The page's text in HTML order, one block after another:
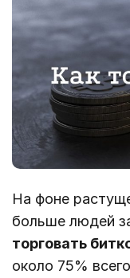
На фоне
больше людей
торговать
около 75%